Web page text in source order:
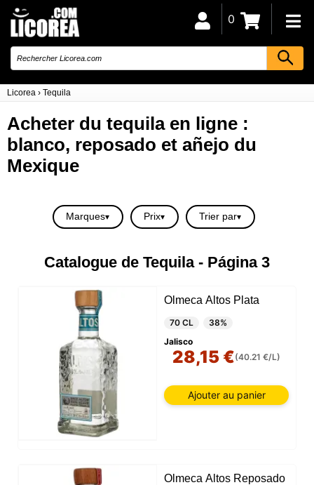
Licorea › Tequila
0
Acheter du tequila en ligne :
blanco, reposado et añejo du
Mexique
Marques Prix Trier par
Catalogue de Tequila - Página 3
Olmeca Altos Plata
70 CL
38%
Jalisco
28,15 €(40.21 €/L)
Ajouter au panier
Olmeca Altos Reposado